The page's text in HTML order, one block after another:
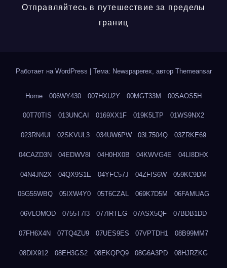
Отправляйтесь в путешествие за пределы
границ
Работает на WordPress Тема: Newspaperex, автор Themeansar
Home 006WY430 007HXU2Y 00MGT33M 00SAOS5H
00T70TIS 013UNCAI 0169XX1F 019K5LTP 01WS9NX2
023RN4UI 02SKVUL3 034UW6PW 03L7504Q 03ZRKE69
04CAZD3N 04EDWV8I 04H0HX0B 04KWVG4E 04LI8DHX
04N4JN2X 04QX9S1E 04YFC57J 04ZFIS6W 059KC9DM
05G55WBQ 05IXW4Y0 05T6CZAL 069K7D5M 06FAMUAG
06VLOMOD 0755T7I3 077IRTEG 07ASX5QF 07BDB1DD
07FH6X4N 07TQ4ZU9 07UES9ES 07VPTDH1 08B99MM7
08DIX912 08EH3GS2 08EKQPQ9 08G6A3PD 08HJRZKG